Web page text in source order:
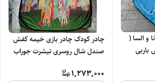
و السا (
باربی
چادر کودک چادر بازی خیمه کفش
صندل شال روسری تیشرت جوراب
1,273,000